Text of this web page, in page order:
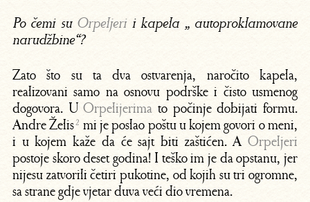
Po čemi su Orpeljerii kapela „ autoproklamovane
narudžbine“?
Zato što su ta dva ostvarenja, naročito kapela,
realizovani samo na osnovu podrške i čisto usmenog
dogovora. UOrpelijerima to počinje dobijati formu.
Andre Želis² mi je poslao poštu u kojem govori o meni,
i u kojem kaže da će sajt biti zaštićen. AOrpeljeri
postoje skoro deset godina! I teško im je da opstanu, jer
nijesu zatvorili četiri pukotine, od kojih su tri ogromne,
sa strane gdje vjetar duva veći dio vremena.